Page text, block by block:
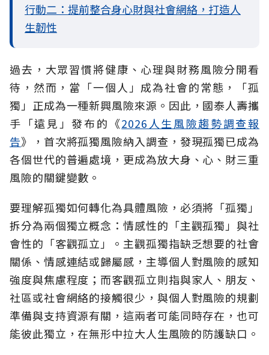
行動二：提前整合身心財與社會網絡，打造人
生韌性
過去，大眾習慣將健康、心理與財務風險分開看
待，然而，當「一個人」成為社會的常態，「孤
獨」正成為一種新興風險來源。因此，國泰人壽攜
手「遠見」發布的《2026人生風險趨勢調查報
告》，首次將孤獨風險納入調查，發現孤獨已成為
各個世代的普遍處境，更成為放大身、心、財三重
風險的關鍵變數。
要理解孤獨如何轉化為具體風險，必須將「孤獨」
拆分為兩個獨立概念：情感性的「主觀孤獨」與社
會性的「客觀孤立」。主觀孤獨指缺乏想要的社會
關係、情感連結或歸屬感，主導個人對風險的感知
強度與焦慮程度；而客觀孤立則指與家人、朋友、
社區或社會網絡的接觸很少，與個人對風險的規劃
準備與支持資源有關，這兩者可能同時存在，也可
能彼此獨立，在無形中拉大人生風險的防護缺口。